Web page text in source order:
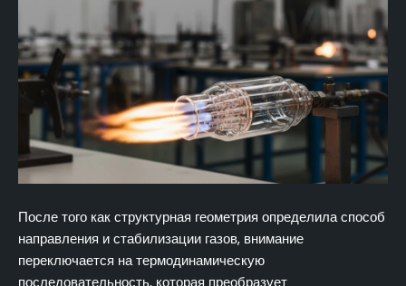
После того как структурная геометрия определила способ
направления и стабилизации газов, внимание
переключается на термодинамическую